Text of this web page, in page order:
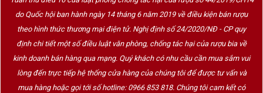
do Quốc hội ban hành ngày 14 tháng 6 năm 2019 về điều kiện bán rượu
theo hình thức thương mại điện tử. Nghị định số 24/2020/NĐ - CP quy
định chi tiết một số điều luật văn phòng, chống tác hại của rượu bia về
kinh doanh bán hàng qua mạng. Quý khách có nhu cầu cần mua sắm vui
lòng đến trực tiếp hệ thống cửa hàng của chúng tôi để được tư vấn và
mua hàng hoặc gọi tới số hotline: 0966 853 818. Chúng tôi cam kết có